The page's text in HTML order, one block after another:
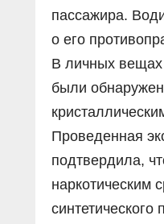
пассажира.
о его
В личных
были
Проведенная
подтвердила,
наркотическим
синтетического